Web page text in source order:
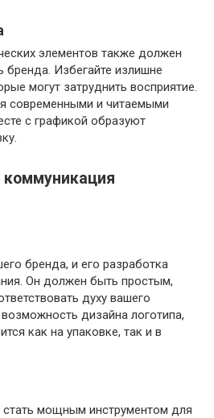
элементов также должен
бренда. Избегайте излишне
могут затруднить восприятие.
современными и читаемыми
с графикой образуют
коммуникация
бренда, и его разработка
Он должен быть простым,
духу вашего
дизайна логотипа,
как на упаковке, так и в
мощным инструментом для